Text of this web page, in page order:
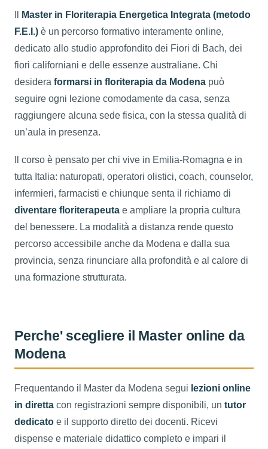
Master in Floriterapia Energetica Integrata (metodo
F.E.I.) è un percorso formativo interamente online,
dedicato allo studio approfondito dei Fiori di Bach, dei
fiori californiani e delle essenze australiane. Chi
desidera formarsi in floriterapia da Modena può
seguire ogni lezione comodamente da casa, senza
raggiungere alcuna sede fisica, con la stessa qualità di
un’aula in presenza.
Il corso è pensato per chi vive in Emilia-Romagna e in
tutta Italia: naturopati, operatori olistici, coach, counselor,
infermieri, farmacisti e chiunque senta il richiamo di
diventare floriterapeuta e ampliare la propria cultura
del benessere. La modalità a distanza rende questo
percorso accessibile anche da Modena e dalla sua
provincia, senza rinunciare alla profondità e al calore di
una formazione strutturata.
Perche' scegliere il Master online da
Modena
Frequentando il Master da Modena segui lezioni online
in diretta con registrazioni sempre disponibili, un tutor
dedicato e il supporto diretto dei docenti. Ricevi
dispense e materiale didattico completo e impari il